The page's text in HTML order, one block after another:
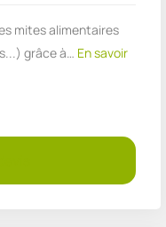
mites alimentaires
grâce à… En savoir